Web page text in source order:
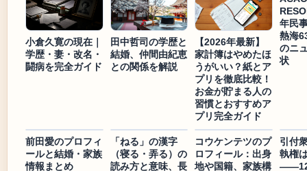
小倉久寛の現在｜
学歴・妻・改名・
闘病を完全ガイド
田中哲司の学歴と
結婚、仲間由紀恵
との関係を解説
【2026年最新】
家計簿はやめたほ
うがいい？紙とア
プリを徹底比較！
お金が貯まる人の
習慣とおすすめア
プリ完全ガイド
年民
熱海
のニ
状
前田愛のプロフィ
ールと結婚・家族
情報まとめ
「ねる」の漢字
（寝る・弄る）の
読み方と意味、長
コウケンテツのプ
ロフィール：出身
地や国籍、家族構
引付
執権